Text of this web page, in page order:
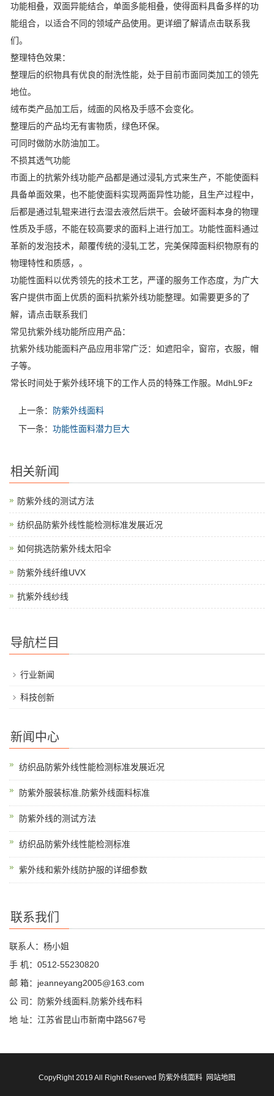
功能相叠，双面异能结合，单面多能相叠，使得面料具备多样的功
能组合，以适合不同的领域产品使用。更详细了解请点击联系我
们。
整理特色效果：
整理后的织物具有优良的耐洗性能，处于目前市面同类加工的领先
地位。
绒布类产品加工后，绒面的风格及手感不会变化。
整理后的产品均无有害物质，绿色环保。
可同时做防水防油加工。
不损其透气功能
市面上的抗紫外线功能产品都是通过浸轧方式来生产，不能使面料
具备单面效果，也不能使面料实现两面异性功能，且生产过程中，
后都是通过轧辊来进行去湿去液然后烘干。会破坏面料本身的物理
性质及手感，不能在较高要求的面料上进行加工。功能性面料通过
革新的发泡技术，颠覆传统的浸轧工艺，完美保障面料织物原有的
物理特性和质感，。
功能性面料以优秀领先的技术工艺，严谨的服务工作态度，为广大
客户提供市面上优质的面料抗紫外线功能整理。如需要更多的了
解，请点击联系我们
常见抗紫外线功能所应用产品：
抗紫外线功能面料产品应用非常广泛：如遮阳伞，窗帘，衣服，帽
子等。
常长时间处于紫外线环境下的工作人员的特殊工作服。MdhL9Fz
上一条：
防紫外线面料
下一条： 功能性面料潜力巨大
相关新闻
防紫外线的测试方法
纺织品防紫外线性能检测标准发展近况
如何挑选防紫外线太阳伞
防紫外线纤维UVX
抗紫外线纱线
导航栏目
行业新闻
科技创新
新闻中心
纺织品防紫外线性能检测标准发展近况
防紫外服装标准,防紫外线面料标准
防紫外线的测试方法
纺织品防紫外线性能检测标准
紫外线和紫外线防护服的详细参数
联系我们
联系人：杨小姐
手 机：0512-55230820
邮 箱：jeanneyang2005@163.com
公 司：防紫外线面料,防紫外线布料
地 址：江苏省昆山市新南中路567号
CopyRight 2019 All Right Reserved 防紫外线面料 网站地图